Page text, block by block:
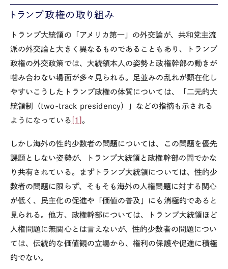
トランプ政権の取り組み
トランプ大統領の「アメリカ第一」の外交論が、共和党主流
派の外交論と大きく異なるものであることもあり、トランプ
政権の外交政策では、大統領本人の姿勢と政権幹部の動きが
噛み合わない場面が多々見られる。足並みの乱れが顕在化し
やすいこうしたトランプ政権の体質については、「二元的大
統領制（two-track presidency）」などの指摘も示される
ようになっている [1] 。
しかし海外の性的少数者の問題については、この問題を優先
課題としない姿勢が、トランプ大統領と政権幹部の間でかな
り共有されている。まずトランプ大統領については、性的少
数者の問題に限らず、そもそも海外の人権問題に対する関心
が低く、民主化の促進や「価値の普及」にも消極的であると
見られる。他方、政権幹部については、トランプ大統領ほど
人権問題に無関心とは言えないが、性的少数者の問題につい
ては、伝統的な価値観の立場から、権利の保護や促進に積極
的でない。